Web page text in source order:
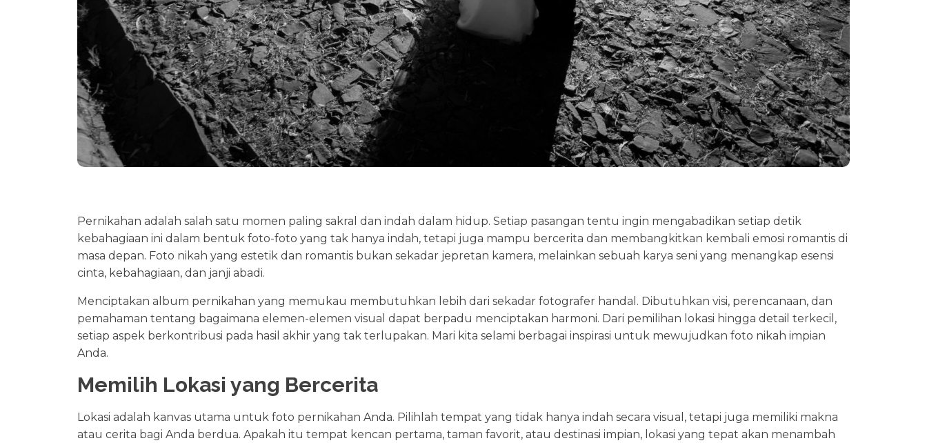
Pernikahan adalah salah satu momen paling sakral dan indah dalam hidup. Setiap pasangan tentu ingin mengabadikan setiap detik
kebahagiaan ini dalam bentuk foto-foto yang tak hanya indah, tetapi juga mampu bercerita dan membangkitkan kembali emosi romantis di
masa depan. Foto nikah yang estetik dan romantis bukan sekadar jepretan kamera, melainkan sebuah karya seni yang menangkap esensi
cinta, kebahagiaan, dan janji abadi.
Menciptakan album pernikahan yang memukau membutuhkan lebih dari sekadar fotografer handal. Dibutuhkan visi, perencanaan, dan
pemahaman tentang bagaimana elemen-elemen visual dapat berpadu menciptakan harmoni. Dari pemilihan lokasi hingga detail terkecil,
setiap aspek berkontribusi pada hasil akhir yang tak terlupakan. Mari kita selami berbagai inspirasi untuk mewujudkan foto nikah impian
Anda.
Memilih Lokasi yang Bercerita
Lokasi adalah kanvas utama untuk foto pernikahan Anda. Pilihlah tempat yang tidak hanya indah secara visual, tetapi juga memiliki makna
atau cerita bagi Anda berdua. Apakah itu tempat kencan pertama, taman favorit, atau destinasi impian, lokasi yang tepat akan menambah